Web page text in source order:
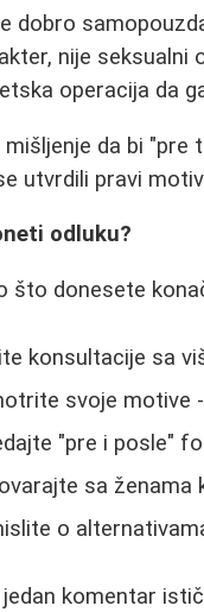
dobro
nije seksualni
operacija da
da bi "pre
utvrdili pravi
odluku?
što donesete
konsultacije sa
svoje motive
"pre i posle"
sa
o
komentar